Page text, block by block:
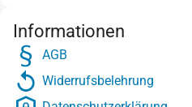
Informationen
AGB
Widerrufsbelehrung